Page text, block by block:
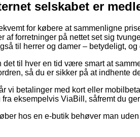
selskabet er
for købere at sammenligne
af forretninger på nettet set sig
til herrer og damer – betydeligt,
det til hver en tid være smart at
så du er sikker på at indhente
vi betalinger med kort eller
fra eksempelvis ViaBill, såfremt du
hos en e-butik behøver man